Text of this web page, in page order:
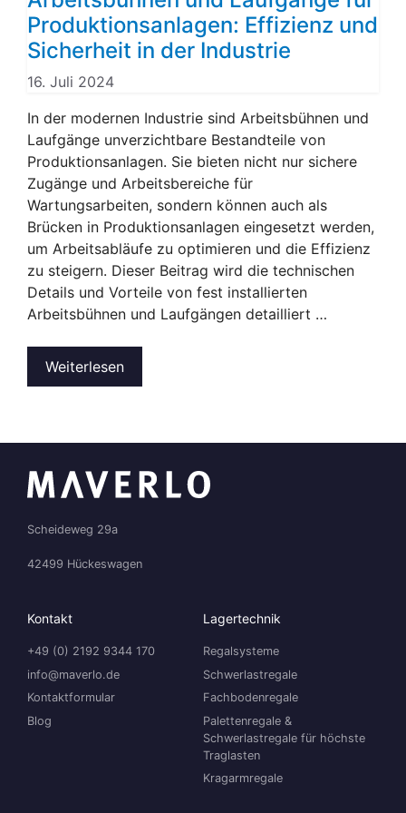
Produktionsanlagen: Effizienz und
Sicherheit in der Industrie
16. Juli 2024
In der modernen Industrie sind Arbeitsbühnen und
Laufgänge unverzichtbare Bestandteile von
Produktionsanlagen. Sie bieten nicht nur sichere
Zugänge und Arbeitsbereiche für
Wartungsarbeiten, sondern können auch als
Brücken in Produktionsanlagen eingesetzt werden,
um Arbeitsabläufe zu optimieren und die Effizienz
zu steigern. Dieser Beitrag wird die technischen
Details und Vorteile von fest installierten
Arbeitsbühnen und Laufgängen detailliert …
Weiterlesen
Scheideweg 29a
42499 Hückeswagen
Kontakt
+49 (0) 2192 9344 170
info@maverlo.de
Kontaktformular
Blog
Lagertechnik
Regalsysteme
Schwerlastregale
Fachbodenregale
Palettenregale &
Schwerlastregale für höchste
Traglasten
Kragarmregale